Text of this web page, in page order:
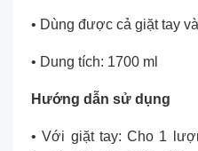
• Dùng được cả giặt tay
• Dung tích: 1700 ml
Hướng dẫn sử dụng
• Với giặt tay: Cho 1